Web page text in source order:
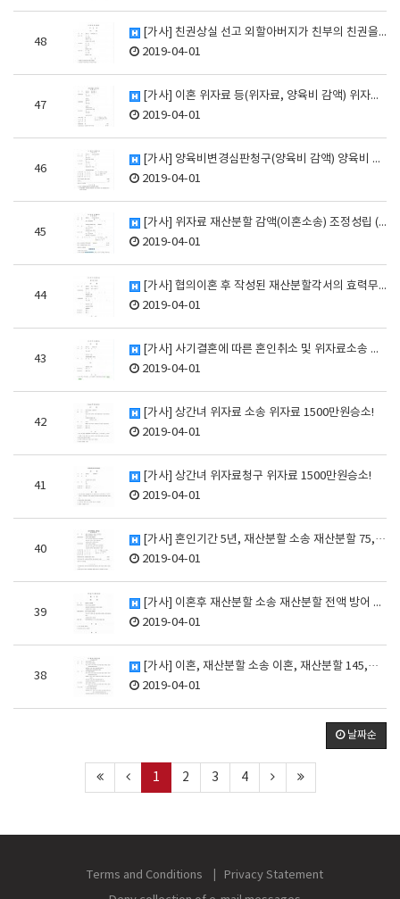
48
[가사] 친권상실 선고 외할아버지가 친부의 친권을 상실…
2019-04-01
47
[가사] 이혼 위자료 등(위자료, 양육비 감액) 위자료…
2019-04-01
46
[가사] 양육비변경심판청구(양육비 감액) 양육비 감액 …
2019-04-01
45
[가사] 위자료 재산분할 감액(이혼소송) 조정성립 (피…
2019-04-01
44
[가사] 협의이혼 후 작성된 재산분할각서의 효력무효 각…
2019-04-01
43
[가사] 사기결혼에 따른 혼인취소 및 위자료소송 위자료…
2019-04-01
42
[가사] 상간녀 위자료 소송 위자료 1500만원승소!
2019-04-01
41
[가사] 상간녀 위자료청구 위자료 1500만원승소!
2019-04-01
40
[가사] 혼인기간 5년, 재산분할 소송 재산분할 75,…
2019-04-01
39
[가사] 이혼후 재산분할 소송 재산분할 전액 방어 승소…
2019-04-01
38
[가사] 이혼, 재산분할 소송 이혼, 재산분할 145,…
2019-04-01
날짜순
1 2 3 4
Terms and Conditions
Privacy Statement